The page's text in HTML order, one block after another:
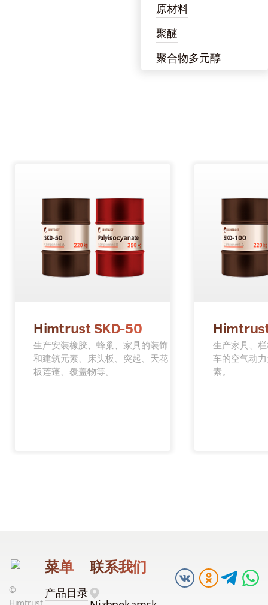
原材料
聚醚
聚合物多元醇
Himtrust SKD-50
生产安装橡胶、蜂巢、家具的装饰
和建筑元素、床头板、突起、天花
板莲蓬、覆盖物等。
生产家具、
车的空气动
素。
©
Himtrust,
菜单
产品目录
联系我们